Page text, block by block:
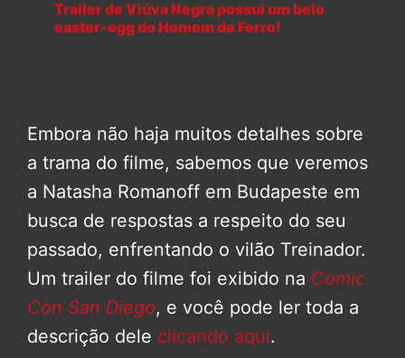
Trailer de Viúva Negra possui um belo
easter-egg do Homem de Ferro!
Embora não haja muitos detalhes sobre
a trama do filme, sabemos que veremos
a Natasha Romanoff em Budapeste em
busca de respostas a respeito do seu
passado, enfrentando o vilão Treinador.
Um trailer do filme foi exibido na Comic
Con San Diego, e você pode ler toda a
descrição dele clicando aqui.